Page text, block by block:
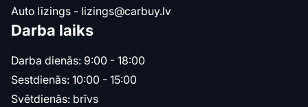
Auto līzings - lizings@carbuy.lv
Darba laiks
Darba dienās: 9:00 - 18:00
Sestdienās: 10:00 - 15:00
Svētdienās: brīvs